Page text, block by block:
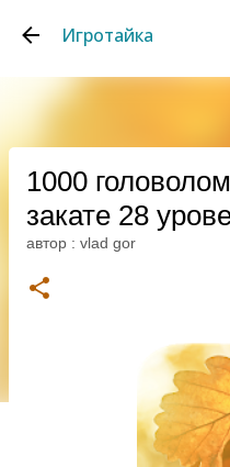
Игротайка
1000
закате 28
автор : vlad gor